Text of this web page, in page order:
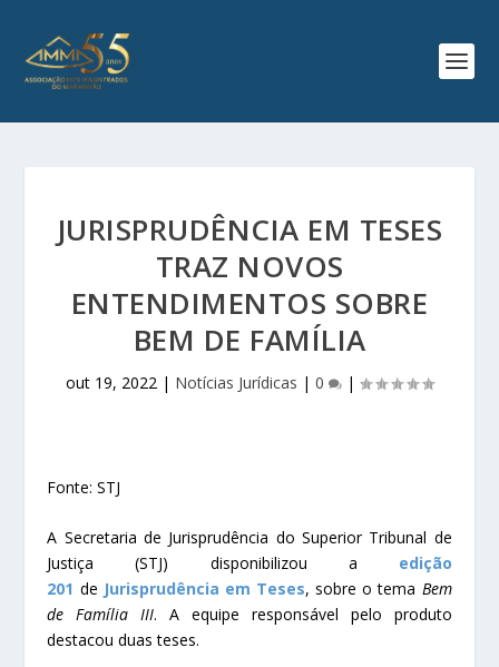
JURISPRUDÊNCIA EM TESES
TRAZ NOVOS
ENTENDIMENTOS SOBRE
BEM DE FAMÍLIA
out 19, 2022 | Notícias Jurídicas | 0 |
Fonte: STJ
A Secretaria de Jurisprudência do Superior Tribunal de
Justiça (STJ) disponibilizou a edição
201 de Jurisprudência em Teses, sobre o tema Bem
de Família III. A equipe responsável pelo produto
destacou duas teses.